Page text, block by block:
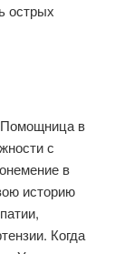
острых
в
с
в
историю
Когда